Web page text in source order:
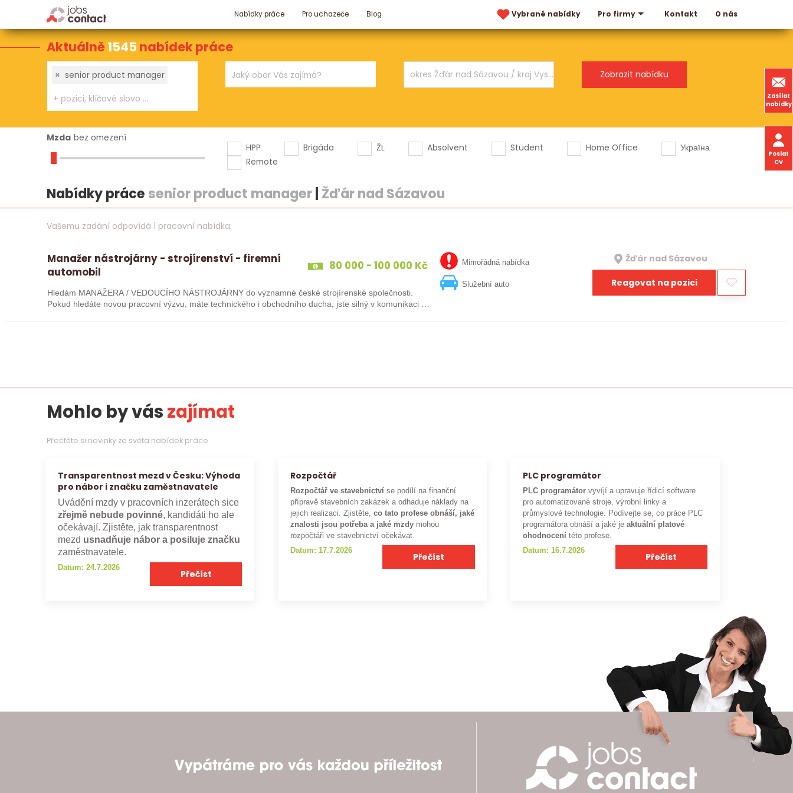
Nabídky práce Pro uchazeče Blog Vybrané nabídky Pro firmy Kontakt O nás
Zasílat
nabídky
Poslat
CV
Aktuálně1545 nabídek práce
× senior product manager
Mzda bez omezení
HPP
Brigáda ŽL Absolvent Student Home Office
Україна
Remote
Nabídky práce senior product manager| Žďár nad Sázavou
Vašemu zadání odpovídá 1 pracovní nabídka:
Manažer nástrojárny - strojírenství - firemní
automobil
80 000 - 100 000 Kč
Hledám MANAŽERA / VEDOUCÍHO NÁSTROJÁRNY do významné české strojírenské společnosti.
Pokud hledáte novou pracovní výzvu, máte technického i obchodního ducha, jste silný v komunikaci a
Mimořádná nabídka
Služební auto
Žďár nad Sázavou
Reagovat na pozici
Mohlo by vászajímat
Přečtěte si novinky ze světa nabídek práce
Transparentnost mezd v Česku: Výhoda
pro nábor i značku zaměstnavatele
Uvádění mzdy v pracovních inzerátech sice
zřejmě nebude povinné, kandidáti ho ale
očekávají. Zjistěte, jak transparentnost
mezd usnadňuje nábor a posiluje značku
zaměstnavatele.
Datum: 24.7.2026
Přečíst
Rozpočtář
Rozpočtář ve stavebnictví se podílí na finanční
přípravě stavebních zakázek a odhaduje náklady na
jejich realizaci. Zjistěte,co tato profese obnáší, jaké
znalosti jsou potřeba a jaké mzdy mohou
rozpočtáři ve stavebnictví očekávat.
Datum: 17.7.2026
Přečíst
PLC programátor
PLC programátor vyvíjí a upravuje řídicí software
pro automatizované stroje, výrobní linky a
průmyslové technologie. Podívejte se, co práce PLC
programátora obnáší a jaké je aktuální platové
ohodnocení této profese.
Datum: 16.7.2026
Přečíst